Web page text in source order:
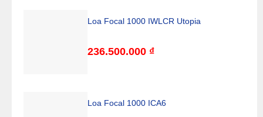
Loa Focal 1000 IWLCR Utopia
236.500.000 ₫
Loa Focal 1000 ICA6